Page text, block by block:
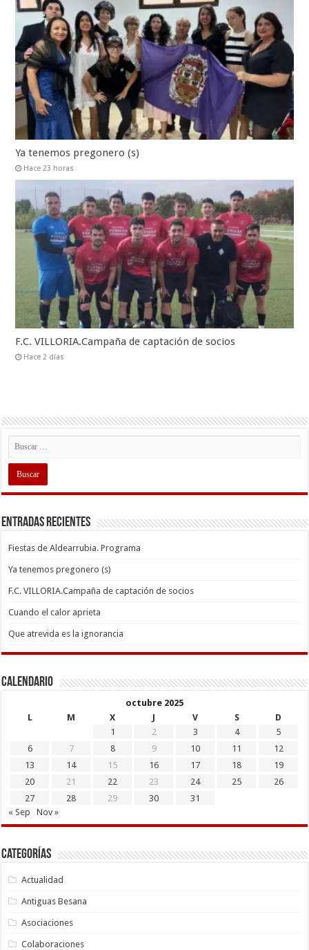
Ya tenemos pregonero (s)
Hace 23 horas
F.C. VILLORIA.Campaña de captación de socios
Hace 2 días
Entradas recientes
Fiestas de Aldearrubia. Programa
Ya tenemos pregonero (s)
F.C. VILLORIA.Campaña de captación de socios
Cuando el calor aprieta
Que atrevida es la ignorancia
Calendario
octubre 2025
L
M X J V S
D
1
2 3 4
5
6
7 8 9 10 11
12
13
14 15 16 17 18
19
20
21 22 23 24 25
26
27
28 29 30
31
« Sep
Nov »
Categorías
Actualidad
Antiguas Besana
Asociaciones
Colaboraciones